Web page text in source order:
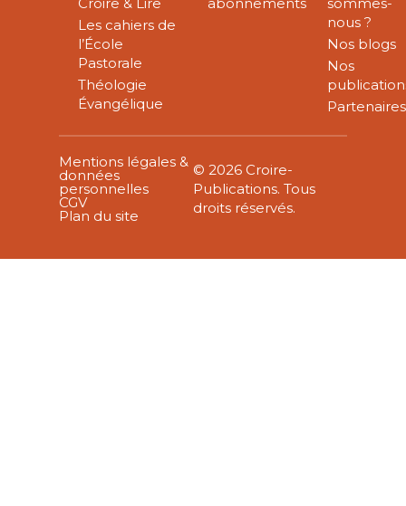
Les cahiers de
l’École
Pastorale
Théologie
Évangélique
nous ?
Nos blogs
Nos
Partenaires
Mentions légales &
données
personnelles
CGV
Plan du site
© 2026 Croire-
Publications. Tous
droits réservés.